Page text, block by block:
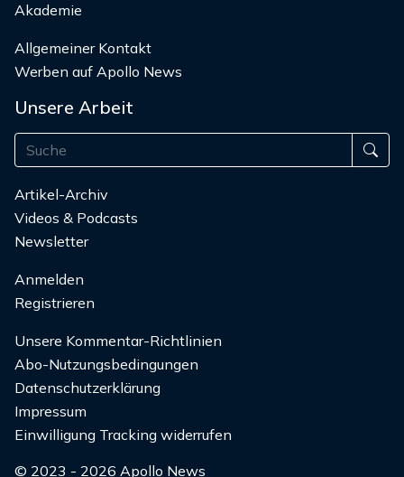
Akademie
Allgemeiner Kontakt
Werben auf Apollo News
Unsere Arbeit
Artikel-Archiv
Videos & Podcasts
Newsletter
Anmelden
Registrieren
Unsere Kommentar-Richtlinien
Abo-Nutzungsbedingungen
Datenschutzerklärung
Impressum
Einwilligung Tracking widerrufen
© 2023 - 2026 Apollo News